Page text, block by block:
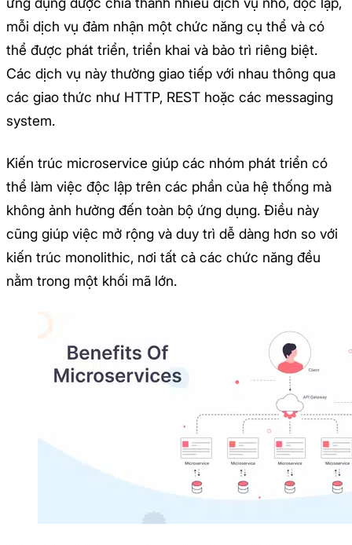
mỗi dịch vụ đảm nhận một chức năng cụ thể và có
thể được phát triển, triển khai và bảo trì riêng biệt.
Các dịch vụ này thường giao tiếp với nhau thông qua
các giao thức như HTTP, REST hoặc các messaging
system.
Kiến trúc microservice giúp các nhóm phát triển có
thể làm việc độc lập trên các phần của hệ thống mà
không ảnh hưởng đến toàn bộ ứng dụng. Điều này
cũng giúp việc mở rộng và duy trì dễ dàng hơn so với
kiến trúc monolithic, nơi tất cả các chức năng đều
nằm trong một khối mã lớn.